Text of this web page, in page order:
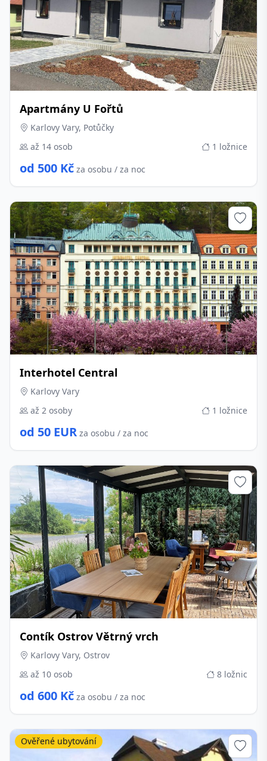
Apartmány U Fořtů
Karlovy Vary, Potůčky
až 14 osob
1 ložnice
od 500 Kč za osobu / za noc
Interhotel Central
Karlovy Vary
až 2 osoby
1 ložnice
od 50 EUR za osobu / za noc
Contík Ostrov Větrný vrch
Karlovy Vary, Ostrov
až 10 osob
8 ložnic
od 600 Kč za osobu / za noc
Ověřené ubytování